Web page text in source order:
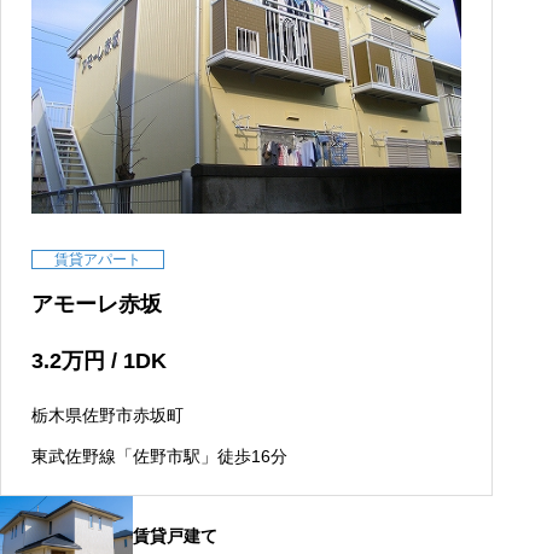
賃貸アパート
アモーレ赤坂
3.2万円 / 1DK
栃木県佐野市赤坂町
東武佐野線「佐野市駅」徒歩16分
賃貸戸建て